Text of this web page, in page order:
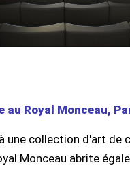
au Royal Monceau,
une collection d'art de
Monceau abrite